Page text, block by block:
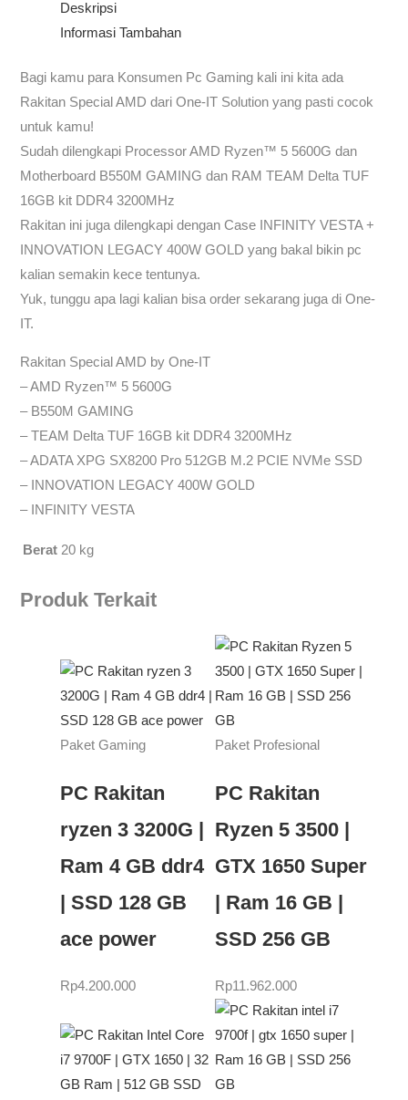
Deskripsi
Informasi Tambahan
Bagi kamu para Konsumen Pc Gaming kali ini kita ada
Rakitan Special AMD dari One-IT Solution yang pasti cocok
untuk kamu!
Sudah dilengkapi Processor AMD Ryzen™ 5 5600G dan
Motherboard B550M GAMING dan RAM TEAM Delta TUF
16GB kit DDR4 3200MHz
Rakitan ini juga dilengkapi dengan Case INFINITY VESTA +
INNOVATION LEGACY 400W GOLD yang bakal bikin pc
kalian semakin kece tentunya.
Yuk, tunggu apa lagi kalian bisa order sekarang juga di One-
IT.
Rakitan Special AMD by One-IT
– AMD Ryzen™ 5 5600G
– B550M GAMING
– TEAM Delta TUF 16GB kit DDR4 3200MHz
– ADATA XPG SX8200 Pro 512GB M.2 PCIE NVMe SSD
– INNOVATION LEGACY 400W GOLD
– INFINITY VESTA
Berat 20 kg
Produk Terkait
Paket Gaming
PC Rakitan
ryzen 3 3200G |
Ram 4 GB ddr4
| SSD 128 GB
ace power
Rp4.200.000
Paket Profesional
PC Rakitan
Ryzen 5 3500 |
GTX 1650 Super
| Ram 16 GB |
SSD 256 GB
Rp11.962.000